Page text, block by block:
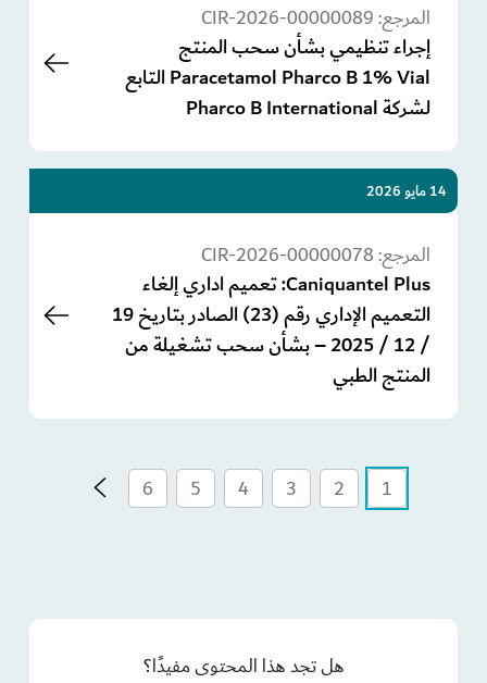
المرجع:CIR-2026-00000089
إجراء تنظيمي بشأن سحب المنتج
Paracetamol Pharco B 1% Vial التابع
لشركة Pharco B International
14 مايو 2026
المرجع:CIR-2026-00000078
Caniquantel Plus: تعميم اداري إلغاء
التعميم الإداري رقم (23) الصادر بتاريخ 19
/ 12 / 2025 – بشأن سحب تشغيلة من
المنتج الطبي
1
2
3
4
5
6
هل تجد هذا المحتوى مفيدًا؟